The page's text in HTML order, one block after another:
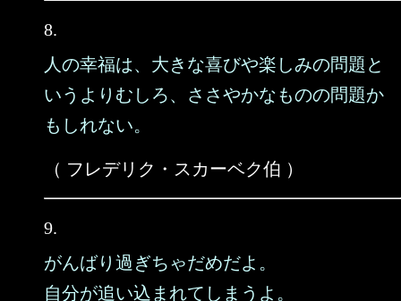
8.
人の幸福は、大きな喜びや楽しみの問題と
いうよりむしろ、ささやかなものの問題か
もしれない。
（ フレデリク・スカーベク伯 ）
9.
がんばり過ぎちゃだめだよ。
自分が追い込まれてしまうよ。